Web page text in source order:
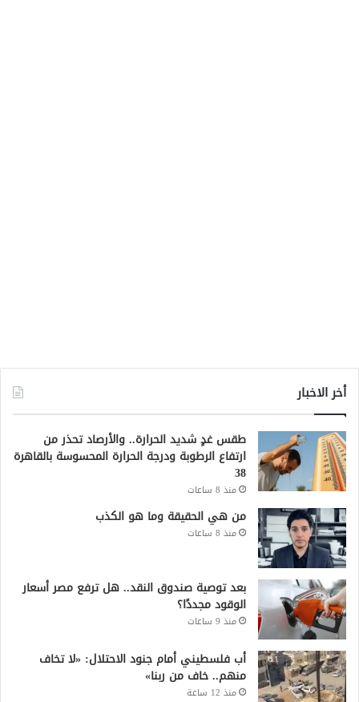
أخر الاخبار
طقس غدٍ شديد الحرارة.. والأرصاد تحذر من
ارتفاع الرطوبة ودرجة الحرارة المحسوسة بالقاهرة
38
منذ 8 ساعات
من هي الحقيقة وما هو الكذب
منذ 8 ساعات
بعد توصية صندوق النقد.. هل ترفع مصر أسعار
الوقود مجددًا؟
منذ 9 ساعات
أب فلسطيني أمام جنود الاحتلال: «لا تخاف
منهم.. خاف من ربنا»
منذ 12 ساعة